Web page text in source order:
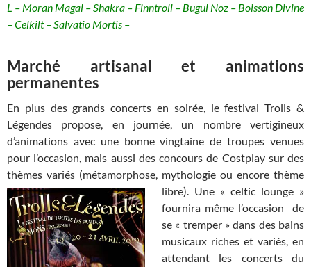
L – Moran Magal – Shakra – Finntroll – Bugul Noz – Boisson Divine
– Celkilt – Salvatio Mortis –
Marché artisanal et animations
permanentes
En plus des grands concerts en soirée, le festival Trolls &
Légendes propose, en journée, un nombre vertigineux
d’animations avec une bonne vingtaine de troupes venues
pour l’occasion, mais aussi des concours de Costplay sur des
thèmes variés (métamorphose, mythologie ou encore thème
libre). Une « celtic lounge »
fournira même l’occasion de
se « tremper » dans des bains
musicaux riches et variés, en
attendant les concerts du